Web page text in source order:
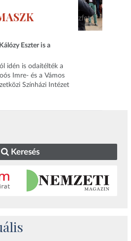
Eszter is a
idén is odaítélték a
Imre- és a Vámos
Színházi Intézet
Keresés